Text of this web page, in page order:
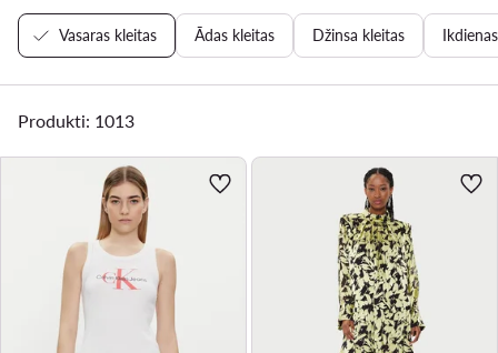
Vasaras kleitas Ādas kleitas Džinsa kleitas
Produkti: 1013